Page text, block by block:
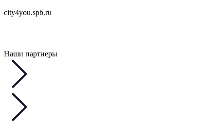
city4you.spb.ru
Наши партнеры